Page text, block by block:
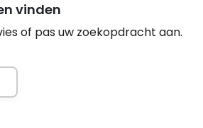
vinden
of pas uw zoekopdracht aan.